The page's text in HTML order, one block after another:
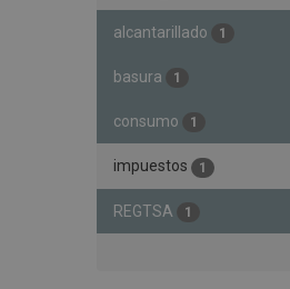
alcantarillado 1
basura 1
consumo 1
impuestos 1
REGTSA 1